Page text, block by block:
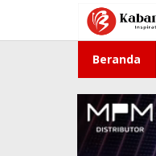
konten
Beranda